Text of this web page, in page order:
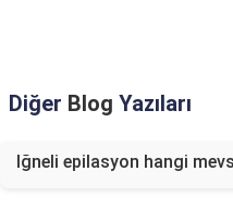
Diğer Blog Yazıları
Iğneli epilasyon hangi